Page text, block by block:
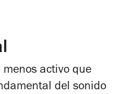
activo que
del sonido